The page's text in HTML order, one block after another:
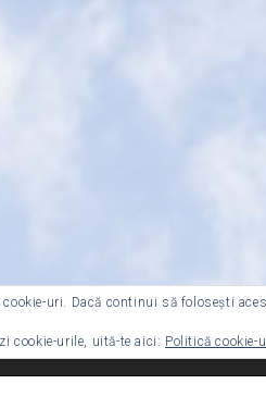
uri. Dacă continui să folosești
cookie-urile, uită-te aici: Politică cookie-